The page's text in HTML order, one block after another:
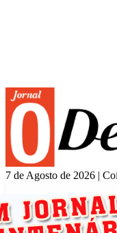
7 de Agosto de 2026 |